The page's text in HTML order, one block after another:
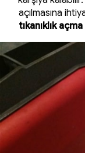
açılmasına
tıkanıklık açma